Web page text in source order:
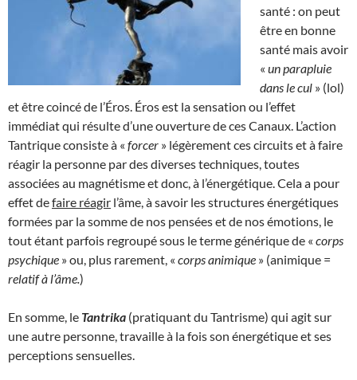
santé : on peut
être en bonne
santé mais avoir
« un parapluie
dans le cul » (lol)
et être coincé de l’Éros. Éros est la sensation ou l’effet
immédiat qui résulte d’une ouverture de ces Canaux. L’action
Tantrique consiste à « forcer » légèrement ces circuits et à faire
réagir la personne par des diverses techniques, toutes
associées au magnétisme et donc, à l’énergétique. Cela a pour
effet defaire réagir l’âme, à savoir les structures énergétiques
formées par la somme de nos pensées et de nos émotions, le
tout étant parfois regroupé sous le terme générique de « corps
psychique » ou, plus rarement, « corps animique » (animique =
relatif à l’âme.)
En somme, le Tantrika (pratiquant du Tantrisme) qui agit sur
une autre personne, travaille à la fois son énergétique et ses
perceptions sensuelles.